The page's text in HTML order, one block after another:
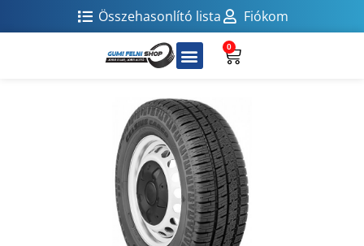
Összehasonlító lista Fiókom
0